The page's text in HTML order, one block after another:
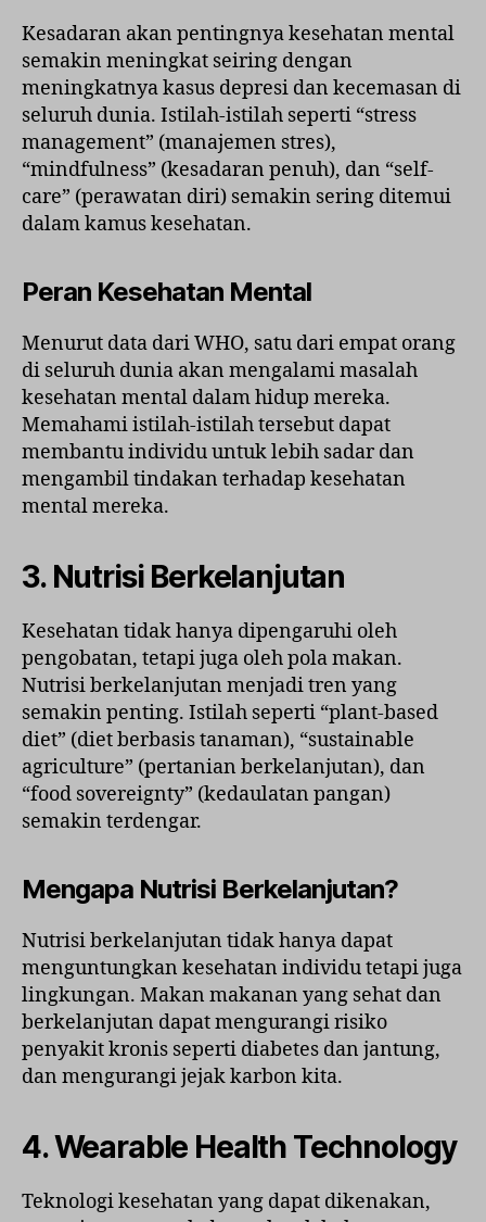
Kesadaran akan pentingnya kesehatan mental
semakin meningkat seiring dengan
meningkatnya kasus depresi dan kecemasan di
seluruh dunia. Istilah-istilah seperti “stress
management” (manajemen stres),
“mindfulness” (kesadaran penuh), dan “self-
care” (perawatan diri) semakin sering ditemui
dalam kamus kesehatan.
Peran Kesehatan Mental
Menurut data dari WHO, satu dari empat orang
di seluruh dunia akan mengalami masalah
kesehatan mental dalam hidup mereka.
Memahami istilah-istilah tersebut dapat
membantu individu untuk lebih sadar dan
mengambil tindakan terhadap kesehatan
mental mereka.
3. Nutrisi Berkelanjutan
Kesehatan tidak hanya dipengaruhi oleh
pengobatan, tetapi juga oleh pola makan.
Nutrisi berkelanjutan menjadi tren yang
semakin penting. Istilah seperti “plant-based
diet” (diet berbasis tanaman), “sustainable
agriculture” (pertanian berkelanjutan), dan
“food sovereignty” (kedaulatan pangan)
semakin terdengar.
Mengapa Nutrisi Berkelanjutan?
Nutrisi berkelanjutan tidak hanya dapat
menguntungkan kesehatan individu tetapi juga
lingkungan. Makan makanan yang sehat dan
berkelanjutan dapat mengurangi risiko
penyakit kronis seperti diabetes dan jantung,
dan mengurangi jejak karbon kita.
4. Wearable Health Technology
Teknologi kesehatan yang dapat dikenakan,